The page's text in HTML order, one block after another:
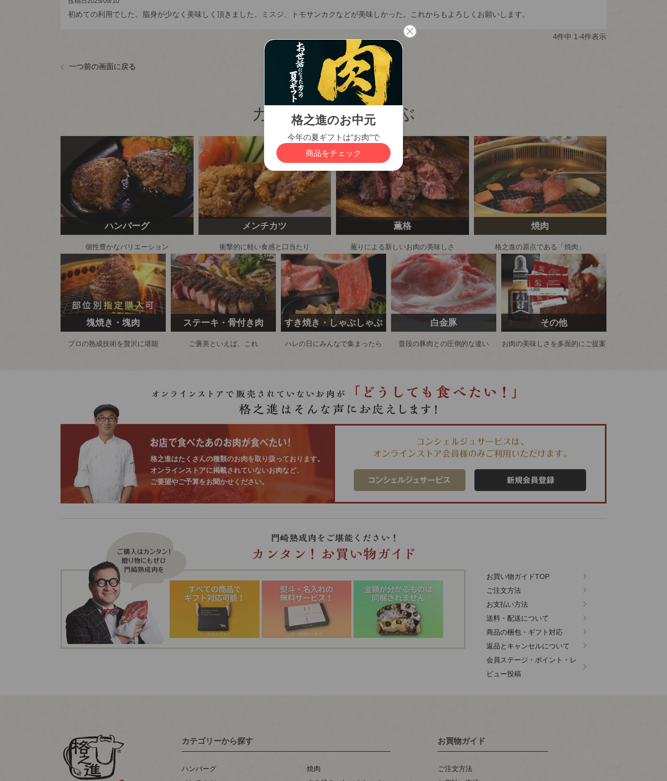
4件中 1-4件表示
一つ前の画面に戻る
カテゴリーから選ぶ
ハンバーグ
個性豊かなバリエーション
メンチカツ
衝撃的に軽い食感と 口当たり
薫格
薫りによる新しいお肉の美味しさ
焼肉
格之進の原点である 「焼肉」
塊焼き・塊肉
プロの熟成技術を贅沢に堪能
ステーキ・骨付き肉
ご褒美といえば、これ
すき焼き・しゃぶしゃぶ
ハレの日にみんなで集まったら
白金豚
普段の豚肉との圧倒的な違い
その他
お肉の美味しさを多面的にご提案
格之進はたくさんの種類のお肉を取り扱っております。
オンラインストアに掲載されていないお肉など、
ご要望やご予算をお聞かせください。
お買い物ガイドTOP
ご注文方法
お支払い方法
送料・配送について
商品の梱包・ギフト対応
返品とキャンセルについて
会員ステージ・ポイント・レ
ビュー投稿
カテゴリーから探す
ハンバーグ
焼肉
お買物ガイド
ご注文方法